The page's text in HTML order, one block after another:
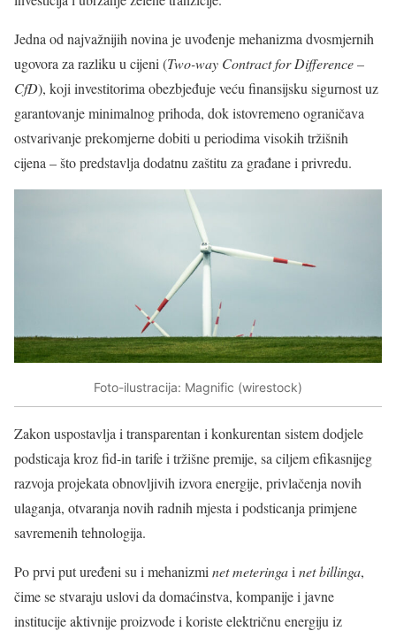
Jedna od najvažnijih novina je uvođenje mehanizma dvosmjernih
ugovora za razliku u cijeni (Two-way Contract for Difference –
CfD), koji investitorima obezbjeđuje veću finansijsku sigurnost uz
garantovanje minimalnog prihoda, dok istovremeno ograničava
ostvarivanje prekomjerne dobiti u periodima visokih tržišnih
cijena – što predstavlja dodatnu zaštitu za građane i privredu.
Foto-ilustracija: Magnific (wirestock)
Zakon uspostavlja i transparentan i konkurentan sistem dodjele
podsticaja kroz fid-in tarife i tržišne premije, sa ciljem efikasnijeg
razvoja projekata obnovljivih izvora energije, privlačenja novih
ulaganja, otvaranja novih radnih mjesta i podsticanja primjene
savremenih tehnologija.
Po prvi put uređeni su i mehanizmi net meteringai net billinga,
čime se stvaraju uslovi da domaćinstva, kompanije i javne
institucije aktivnije proizvode i koriste električnu energiju iz